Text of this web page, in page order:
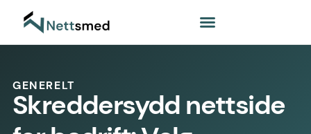
GENERELT
Skreddersydd nettside